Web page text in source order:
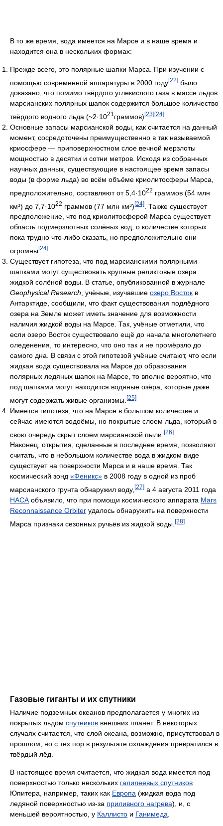
В то же время, вода имеется на Марсе и в наше время и
находится она в нескольких формах:
Прежде всего, это полярные шапки Марса. При изучении с
помощью современной аппаратуры в 2000 году[22] было
доказано, что помимо твёрдого углекислого газа в массе льдов
марсианских полярных шапок содержится большое количество
твёрдого водного льда (~2·1021 граммов) [23] [24]
Основные запасы марсианской воды, как считается на данный
момент, сосредоточены преимущественно в так называемой
криосфере — приповерхностном слое вечной мерзлоты
мощностью в десятки и сотни метров. Исходя из собранных
научных данных, существующие в настоящее время запасы
воды (в форме льда) во всём объёме криолитосферы Марса,
предположительно, составляют от 5,4·1022 граммов (54 млн
км³) до 7,7·1022 граммов (77 млн км³)[24]
. Также существует
предположение, что под криолитосферой Марса существует
область подмерзлотных солёных вод, о количестве которых
пока трудно что-либо сказать, но предположительно они
огромны[24]
Существует гипотеза, что под марсианскими полярными
шапками могут существовать крупные реликтовые озера
жидкой солёной воды. В статье, опубликованной в журнале
Geophysical Research , учёные, изучавшие озеро Восток в
Антарктиде, сообщили, что факт существования подлёдного
озера на Земле может иметь значение для возможности
наличия жидкой воды на Марсе. Так, учёные отметили, что
если озеро Восток существовало ещё до начала многолетнего
оледенения, то интересно, что оно так и не промёрзло до
самого дна. В связи с этой гипотезой учёные считают, что если
жидкая вода существовала на Марсе до образования
полярных ледяных шапок на Марсе, то вполне вероятно, что
под шапками могут находится водяные озёра, которые даже
могут содержать живые организмы. [25]
Имеется гипотеза, что на Марсе в большом количестве и
сейчас имеются водоёмы, но покрытые слоем льда, который в
свою очередь скрыт слоем марсианской пыли. [26]
Наконец, открытия, сделанные в последнее время, позволяют
считать, что в небольшом количестве вода в жидком виде
существует на поверхности Марса и в наше время. Так
космический зонд «Феникс» в 2008 году в одной из проб
марсианского грунта обнаружил воду, [27] а 4 августа 2011 года
НАСА объявило, что при помощи космического аппарата Mars
Reconnaissance Orbiter удалось обнаружить на поверхности
Марса признаки сезонных ручьёв из жидкой воды. [28]
Газовые гиганты и их спутники
Наличие подземных океанов предполагается у многих из
покрытых льдом спутников внешних планет. В некоторых
случаях считается, что слой океана, возможно, присутствовал в
прошлом, но с тех пор в результате охлаждения превратился в
твёрдый лёд.
В настоящее время считается, что жидкая вода имеется под
поверхностью только нескольких галилеевых спутников
Юпитера, например, таких как Европа (жидкая вода под
ледяной поверхностью из-за приливного нагрева), и, с
меньшей вероятностью, у Каллисто и Ганимеда